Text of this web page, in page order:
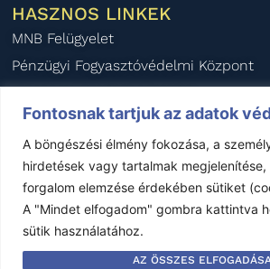
Fontosnak tartjuk az adatok
A böngészési élmény fokozása, a
hirdetések vagy tartalmak megjelenítése,
forgalom elemzése érdekében sütiket
A "Mindet elfogadom" gombra kattintva
sütik használatához.
AZ ÖSSZES
HASZNOS LINKEK
MNB Felügyelet
Pénzügyi Fogyasztóvédelmi Központ
Pénzügyi Békéltető Testület
Magyar Biztosítók Szövetsége
BIPAR
AIDA Magyar Nemzeti Szekció
KÖZÉRDEKŰ ADATOK
Éves beszámoló - 2024
Éves beszámoló - 2023